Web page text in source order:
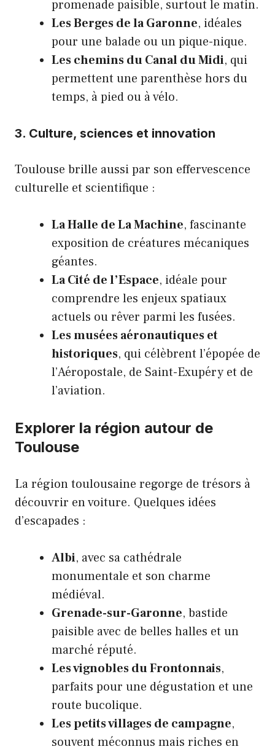
promenade paisible, surtout le matin.
Les Berges de la Garonne, idéales
pour une balade ou un pique-nique.
Les chemins du Canal du Midi, qui
permettent une parenthèse hors du
temps, à pied ou à vélo.
3. Culture, sciences et innovation
Toulouse brille aussi par son effervescence
culturelle et scientifique :
La Halle de La Machine, fascinante
exposition de créatures mécaniques
géantes.
La Cité de l’Espace, idéale pour
comprendre les enjeux spatiaux
actuels ou rêver parmi les fusées.
Les musées aéronautiques et
historiques, qui célèbrent l’épopée de
l’Aéropostale, de Saint-Exupéry et de
l’aviation.
Explorer la région autour de
Toulouse
La région toulousaine regorge de trésors à
découvrir en voiture. Quelques idées
d’escapades :
Albi, avec sa cathédrale
monumentale et son charme
médiéval.
Grenade-sur-Garonne, bastide
paisible avec de belles halles et un
marché réputé.
Les vignobles du Frontonnais,
parfaits pour une dégustation et une
route bucolique.
Les petits villages de campagne,
souvent méconnus mais riches en